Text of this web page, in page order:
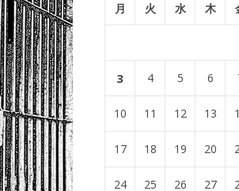
月 火 水 木
3 4 5 6
10 11 12 13
17 18 19 20
24 25 26 27